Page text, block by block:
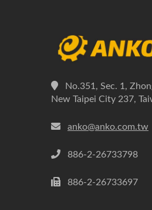
No.351, Sec. 1,
New Taipei City 237,
anko@anko.com.tw
886-2-26733798
886-2-26733697